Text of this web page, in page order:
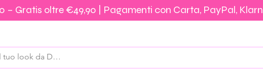
Spedizione €5,90 – Gratis da €39,90 |
– Gratis oltre €49,90 | Pagamenti con Carta, PayPal,